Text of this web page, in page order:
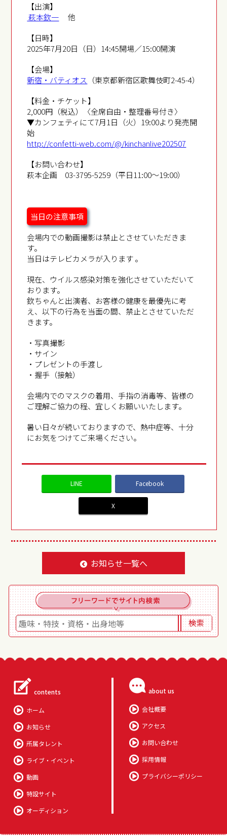
【出演】
萩本欽一 他
【日時】
2025年7月20日（日）14:45開場／15:00開演
【会場】
新宿・バティオス
（東京都新宿区歌舞伎町2-45-4）
【料金・チケット】
2,000円（税込）〈全席自由・整理番号付き〉
▼カンフェティにて7月1日（火）19:00より発売開
始
http://confetti-web.com/@/kinchanlive202507
【お問い合わせ】
萩本企画 03-3795-5259（平日11:00〜19:00）
当日の注意事項
会場内での動画撮影は禁止とさせていただきま
す。
当日はテレビカメラが入ります 。
現在、ウイルス感染対策を強化させていただいて
おります。
欽ちゃんと出演者、お客様の健康を最優先に考
え、以下の行為を当面の間、禁止とさせていただ
きます。
・写真撮影
・サイン
・プレゼントの手渡し
・握手（接触）
会場内でのマスクの着用、手指の消毒等、皆様の
ご理解ご協力の程、宜しくお願いいたします。
暑い日々が続いておりますので、熱中症等、十分
にお気をつけてご来場ください。
LINE Facebook
X
お知らせ一覧へ
contents
ホーム
お知らせ
所属タレント
ライブ・イベント
動画
特設サイト
オーディション
about us
会社概要
アクセス
お問い合わせ
採用情報
プライバシーポリシー